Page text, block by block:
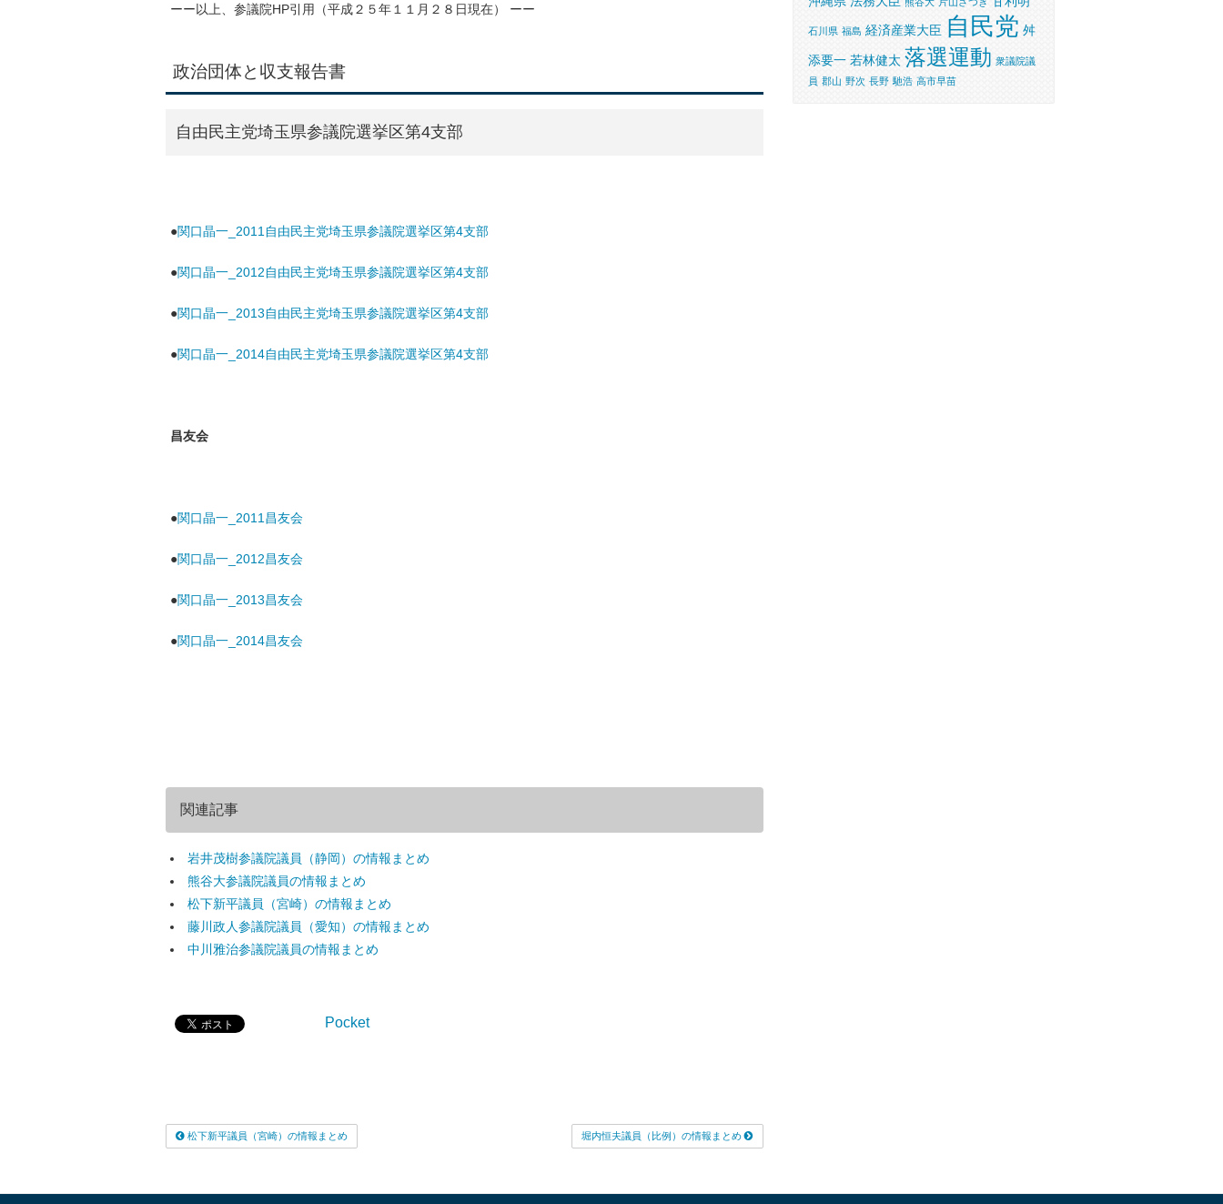
ーー以上、参議院HP引用（平成２５年１１月２８日現在） ーー
政治団体と収支報告書
自由民主党埼玉県参議院選挙区第4支部
●関口晶一_2011自由民主党埼玉県参議院選挙区第4支部
●関口晶一_2012自由民主党埼玉県参議院選挙区第4支部
●関口晶一_2013自由民主党埼玉県参議院選挙区第4支部
●関口晶一_2014自由民主党埼玉県参議院選挙区第4支部
昌友会
●関口晶一_2011昌友会
●関口晶一_2012昌友会
●関口晶一_2013昌友会
●関口晶一_2014昌友会
関連記事
岩井茂樹参議院議員（静岡）の情報まとめ
熊谷大参議院議員の情報まとめ
松下新平議員（宮崎）の情報まとめ
藤川政人参議院議員（愛知）の情報まとめ
中川雅治参議院議員の情報まとめ
Pocket
松下新平議員（宮崎）の情報まとめ 堀内恒夫議員（比例）の情報まとめ
石川県 福島 経済産業大臣 自民党 舛
添要一 若林健太 落選運動 衆議院議
員 郡山 野次 長野 馳浩 高市早苗